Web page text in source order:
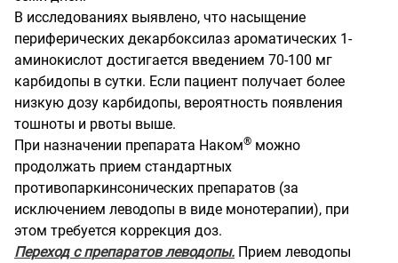
В исследованиях выявлено, что насыщение
периферических декарбоксилаз ароматических 1-
аминокислот достигается введением 70-100 мг
карбидопы в сутки. Если пациент получает более
низкую дозу карбидопы, вероятность появления
тошноты и рвоты выше.
При назначении препарата Наком® можно
продолжать прием стандартных
противопаркинсонических препаратов (за
исключением леводопы в виде монотерапии), при
этом требуется коррекция доз.
Переход с препаратов леводопы. Прием леводопы